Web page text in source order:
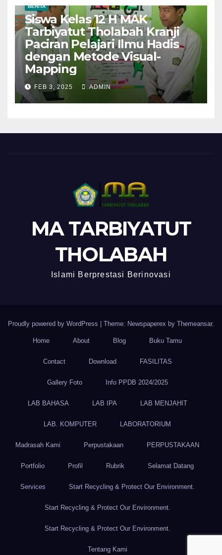
BERITA
Siswa Kelas 12 H MAK
Tarbiyatut Tholabah Kranji
Paciran Pelajari Ilmu Hadis
dengan Metode Visual-
Mapping
FEB 3, 2025 ADMIN
MA TARBIYATUT
THOLABAH
Islami Berprestasi Berinovasi
Proudly powered by WordPress | Theme: Newspaperex by Themeansar.
Home About Blog Buku Tamu
Contact Download FASILITAS
Gallery Foto Info PPDB 2024/2025
LAB BAHASA LAB IPA LAB MENJAHIT
LAB. KOMPUTER LABORATORIUM
Madrasah Kami Perpustakaan PERPUSTAKAAN
Portfolio Profil Rubrik Selamat Datang
Services Start Recycling & Protect Our Environment.
Start Recycling & Protect Our Environment.
Start Recycling & Protect Our Environment.
Tentang Kami